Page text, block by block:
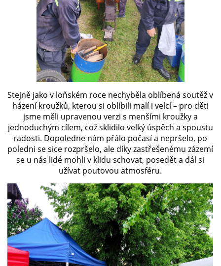
Stejně jako v loňském roce nechyběla oblíbená soutěž v
házení kroužků, kterou si oblíbili malí i velcí – pro děti
jsme měli upravenou verzi s menšími kroužky a
jednoduchým cílem, což sklidilo velký úspěch a spoustu
radosti. Dopoledne nám přálo počasí a nepršelo, po
poledni se sice rozpršelo, ale díky zastřešenému zázemí
se u nás lidé mohli v klidu schovat, posedět a dál si
užívat poutovou atmosféru.